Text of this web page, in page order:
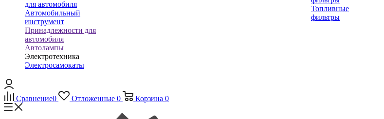
для автомобиля
Автомобильный
инструмент
Принадлежности для
автомобиля
Автолампы
Электротехника
Электросамокаты
Топливные
фильтры
Сравнение0 Отложенные 0 Корзина 0